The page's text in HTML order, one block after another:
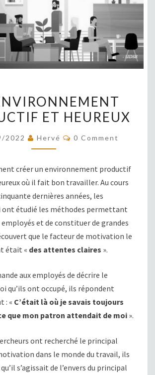
ENVIRONNEMENT
PRODUCTIF
HEUREUX
ET HEUREUX
2022 Hervé COMMENTS
0 Comment
créer un environnement productif
où il fait bon travailler. Au cours
dernières années, les
ont étudié les méthodes permettant
et de constituer de grandes
que le facteur de motivation le
était « des attentes claires ».
aux employés de décrire le
qu’ils ont occupé, ils répondent
: « C’était là où je savais toujours
que mon patron attendait de moi ».
ont recherché le principal
dans le monde du travail, ils
s’agissait de l’envers du principal